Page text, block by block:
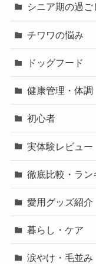
シニア期の過ご
チワワの悩み
ドッグフード
健康管理・体調
初心者
実体験レビュー
徹底比較・ラン
愛用グッズ紹介
暮らし・ケア
涙やけ・毛並み